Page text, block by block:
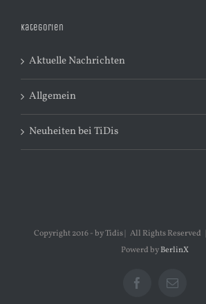
Kategorien
Aktuelle Nachrichten
Allgemein
Neuheiten bei TiDis
Copyright 2016 - by Tidis | All Rights
Powerd byBerlinX
Facebook
E-